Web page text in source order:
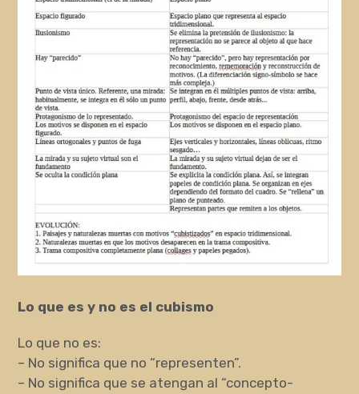
Lo que es y no es el cubismo
Lo que no es:
– No significa que no “representen”.
– No significa que se atengan al “concepto-